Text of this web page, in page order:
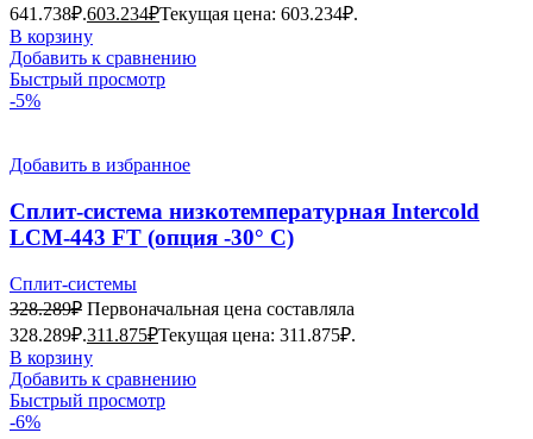
641.738₽.603.234₽Текущая цена: 603.234₽.
В корзину
Добавить к сравнению
Быстрый просмотр
-5%
Добавить в избранное
Сплит-система низкотемпературная Intercold
LCM-443 FT (опция -30° С)
Сплит-системы
328.289₽ Первоначальная цена составляла
328.289₽.311.875₽Текущая цена: 311.875₽.
В корзину
Добавить к сравнению
Быстрый просмотр
-6%